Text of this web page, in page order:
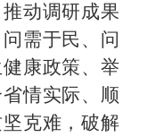
动调研成果
需于民、问
康政策、举
情实际、顺
克难，破解